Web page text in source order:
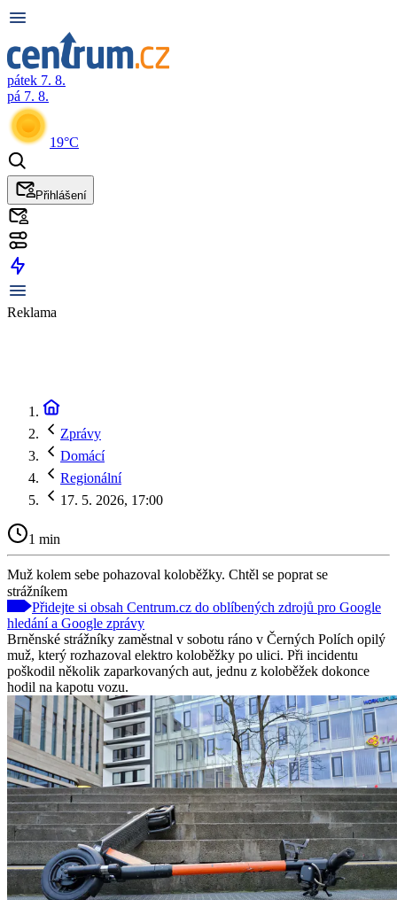
pátek 7. 8.
pá 7. 8.
19°C
Přihlášení
Reklama
Zprávy
Domácí
Regionální
17. 5. 2026, 17:00
1 min
Muž kolem sebe pohazoval koloběžky. Chtěl se poprat se
strážníkem
Přidejte si obsah Centrum.cz do oblíbených zdrojů pro Google
hledání a Google zprávy
Brněnské strážníky zaměstnal v sobotu ráno v Černých Polích opilý
muž, který rozhazoval elektro koloběžky po ulici. Při incidentu
poškodil několik zaparkovaných aut, jednu z koloběžek dokonce
hodil na kapotu vozu.